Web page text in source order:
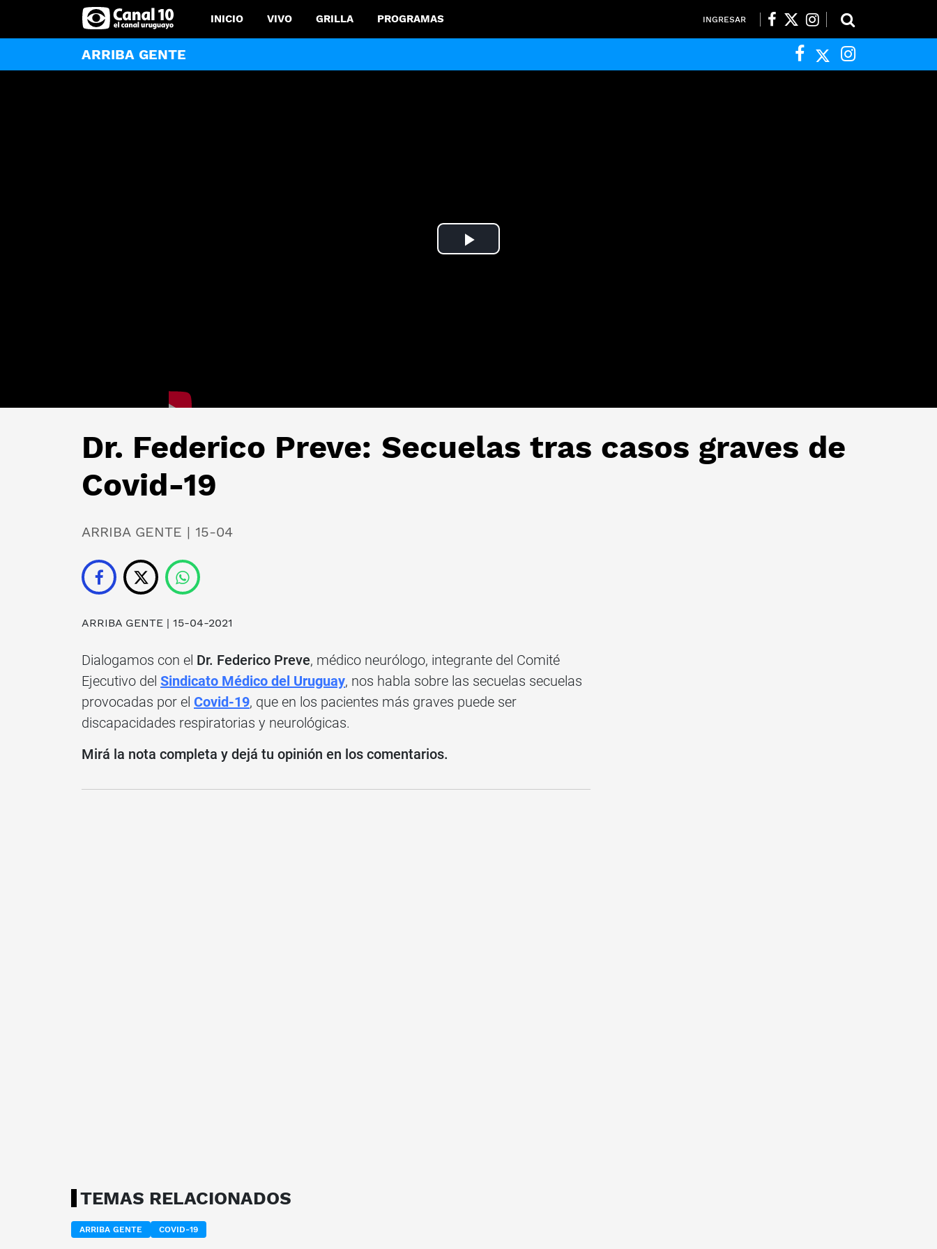
INICIO VIVO GRILLA PROGRAMAS INGRESAR
ARRIBA GENTE
Play
Dr. Federico Preve: Secuelas tras casos graves de
Covid-19
ARRIBA GENTE | 15-04
ARRIBA GENTE | 15-04-2021
Dialogamos con el Dr. Federico Preve, médico neurólogo, integrante del Comité
Ejecutivo del Sindicato Médico del Uruguay, nos habla sobre las secuelas secuelas
provocadas por el Covid-19, que en los pacientes más graves puede ser
discapacidades respiratorias y neurológicas.
Mirá la nota completa y dejá tu opinión en los comentarios.
TEMAS RELACIONADOS
ARRIBA GENTE COVID-19